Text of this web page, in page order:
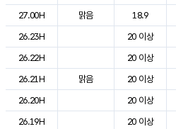
27.00H
맑음 18.9
26.23H
20 이상
26.22H
20 이상
26.21H
맑음 20 이상
26.20H
20 이상
26.19H
20 이상